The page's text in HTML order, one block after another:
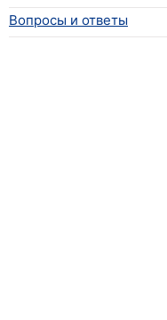
Вопросы и ответы